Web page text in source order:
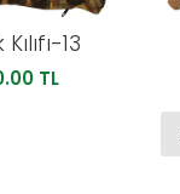
13
TLŞu